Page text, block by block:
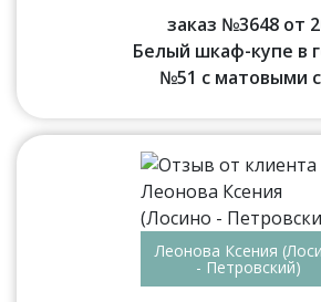
заказ №3648 от
Белый шкаф-купе в
№51 с матовыми
Леонова Ксения
- Петровский)